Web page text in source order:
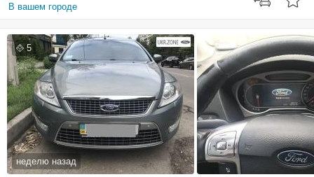
В вашем городе
5
неделю назад